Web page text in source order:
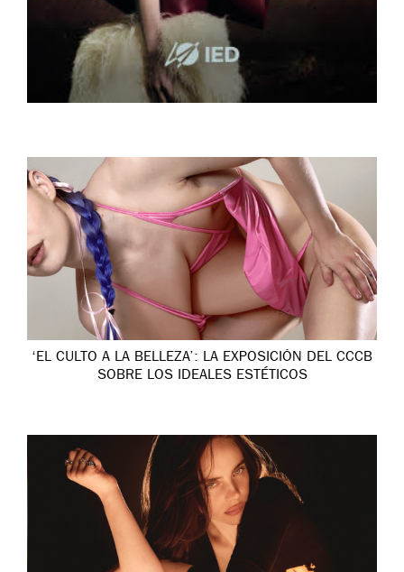
‘EL CULTO A LA BELLEZA’: LA EXPOSICIÓN DEL CCCB
SOBRE LOS IDEALES ESTÉTICOS